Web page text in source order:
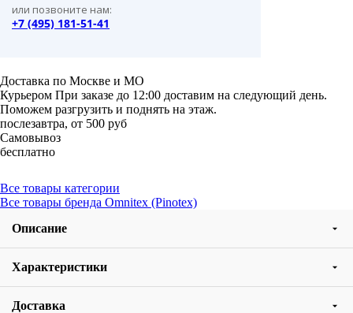
или позвоните нам:
+7 (495) 181-51-41
Доставка по Москве и МО
Курьером При заказе до 12:00 доставим на следующий день.
Поможем разгрузить и поднять на этаж.
послезавтра, от 500 руб
Самовывоз
бесплатно
Все товары категории
Все товары бренда Omnitex (Pinotex)
Описание
Характеристики
Доставка